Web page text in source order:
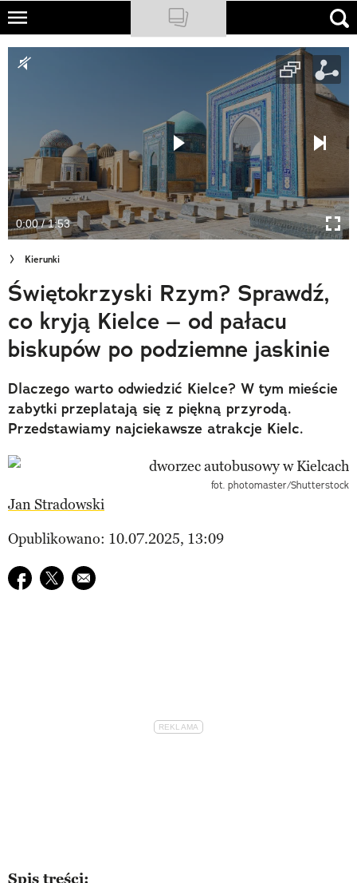
Skip
main
NATIONAL GEOGRAPHIC
Sklep
Newsletter
Cuda Polski
Wielki Konkurs Fotograficzny
Trendbook Podróżniczy
Polecane
0:00 / 1:53
Kierunki
Świętokrzyski Rzym? Sprawdź,
co kryją Kielce – od pałacu
biskupów po podziemne jaskinie
Dlaczego warto odwiedzić Kielce? W tym mieście
zabytki przeplatają się z piękną przyrodą.
Przedstawiamy najciekawsze atrakcje Kielc.
fot. photomaster/Shutterstock
Jan Stradowski
Opublikowano: 10.07.2025, 13:09
Udostępnij na facebook
Udostępnij na twitter
E-mail do przyjaciela
Spis treści: